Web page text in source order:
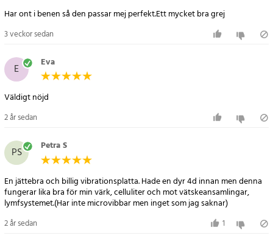
- Strömförsörjning: 220-240 V
- Maximal belastning: 120 kg
- Mått: 53 x 32 x 12 cm
Försiktighetstext
- Gravida och personer med specifika hälsotillstånd eller implantat
- Individer med nyliga skador, operationer, neurologiska tillstånd
Har ont i benen så den passar mej perfekt.Ett mycket bra grej
3 veckor sedan
E Eva
Väldigt nöjd
2 år sedan
PS Petra S
En jättebra och billig vibrationsplatta. Hade en dyr 4d innan men denna
fungerar lika bra för min värk, celluliter och mot vätskeansamlingar,
lymfsystemet.(Har inte microvibbar men inget som jag saknar)
2 år sedan 1